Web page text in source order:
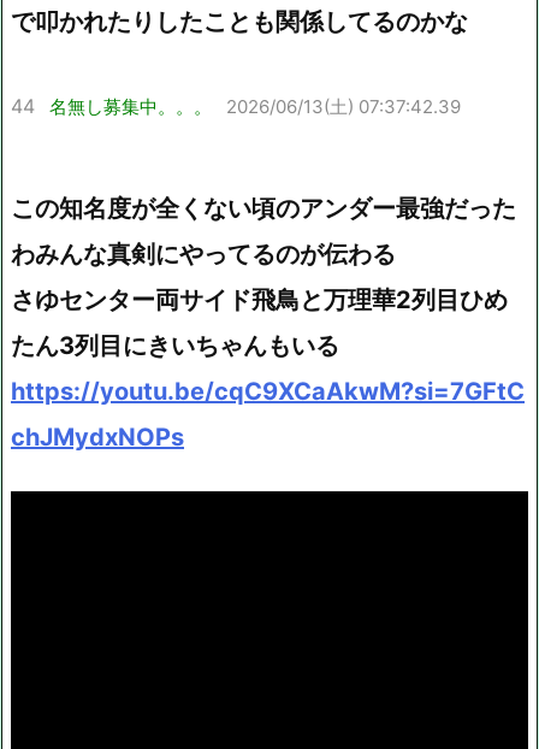
で叩かれたりしたことも関係してるのかな
44 名無し募集中。。。 2026/06/13(土) 07:37:42.39
この知名度が全くない頃のアンダー最強だった
わみんな真剣にやってるのが伝わる
さゆセンター両サイド飛鳥と万理華2列目ひめ
たん3列目にきいちゃんもいる
https://youtu.be/cqC9XCaAkwM?si=7GFtC
chJMydxNOPs